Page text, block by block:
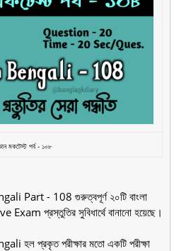
মকটেস্ট পর্ব - ১০৮
Part - 108 গুরুত্বপূর্ণ ২০টি বাংলা
প্রস্তুতির সুবিধার্থে বানানো হয়েছে।
প্রকৃত পরীক্ষার মতো একটি পরীক্ষা